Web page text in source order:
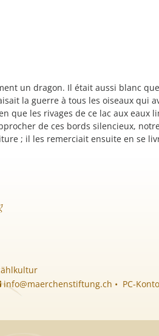
un dragon. Il était aussi blanc
la guerre à tous les oiseaux qui
que les rivages de ce lac aux
de ces bords silencieux,
; il les remerciait ensuite en se
info@maerchenstiftung.ch • PC-